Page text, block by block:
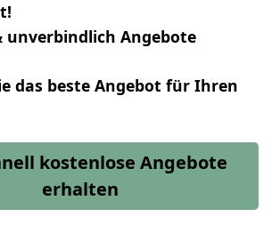
unverbindlich Angebote
das beste Angebot für Ihren
kostenlose Angebote
erhalten